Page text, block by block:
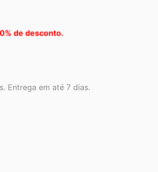
de desconto.
Entrega em até 7 dias.